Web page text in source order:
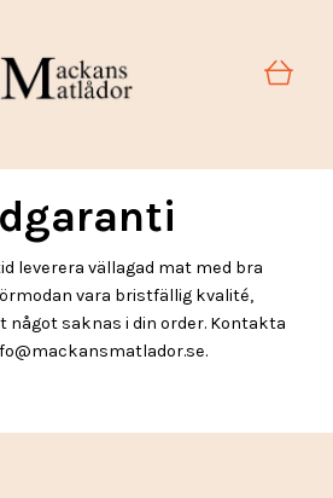
leverera vällagad mat med bra
vara bristfällig kvalité,
saknas i din order. Kontakta
.